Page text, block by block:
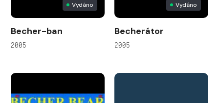
Vydáno
Becher-ban
2005
Vydáno
Becherátor
2005